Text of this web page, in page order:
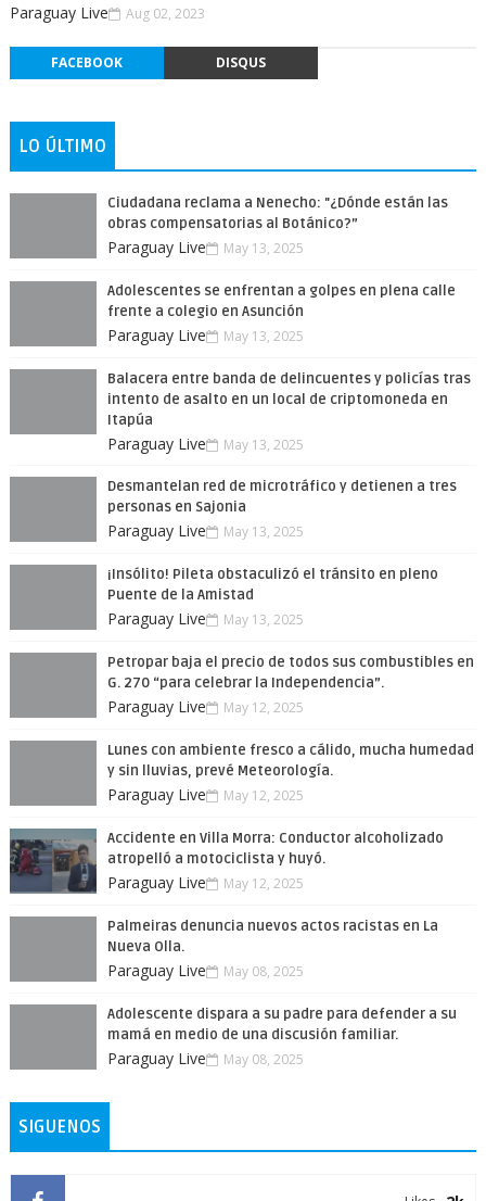
Paraguay Live Aug 02, 2023
FACEBOOK DISQUS
LO ÚLTIMO
Ciudadana reclama a Nenecho: "¿Dónde están las
obras compensatorias al Botánico?”
Paraguay Live May 13, 2025
Adolescentes se enfrentan a golpes en plena calle
frente a colegio en Asunción
Paraguay Live May 13, 2025
Balacera entre banda de delincuentes y policías tras
intento de asalto en un local de criptomoneda en
Itapúa
Paraguay Live May 13, 2025
Desmantelan red de microtráfico y detienen a tres
personas en Sajonia
Paraguay Live May 13, 2025
¡Insólito! Pileta obstaculizó el tránsito en pleno
Puente de la Amistad
Paraguay Live May 13, 2025
Petropar baja el precio de todos sus combustibles en
G. 270 “para celebrar la Independencia”.
Paraguay Live May 12, 2025
Lunes con ambiente fresco a cálido, mucha humedad
y sin lluvias, prevé Meteorología.
Paraguay Live May 12, 2025
Accidente en Villa Morra: Conductor alcoholizado
atropelló a motociclista y huyó.
Paraguay Live May 12, 2025
Palmeiras denuncia nuevos actos racistas en La
Nueva Olla.
Paraguay Live May 08, 2025
Adolescente dispara a su padre para defender a su
mamá en medio de una discusión familiar.
Paraguay Live May 08, 2025
SIGUENOS